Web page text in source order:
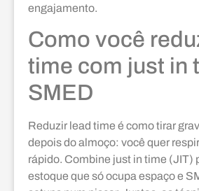
engajamento.
Como você
time com just in
SMED
Reduzir lead time é como tirar
depois do almoço: você quer
rápido. Combine just in time (JIT)
estoque que só ocupa espaço e